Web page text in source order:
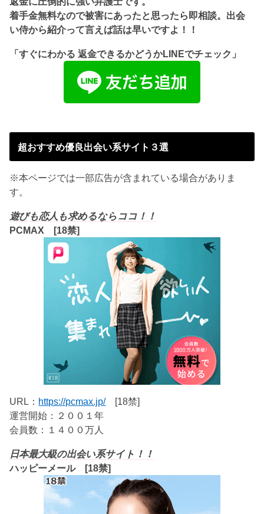
着手金無料なので被害にあったと思ったら即相談。出会
い侍から紹介って言えば話は早いですよ！！
「すぐにわかる 返金できるかどうかLINEでチェック」
超おすすめ優良出会い系サイト３選
※本ページでは一部広告が含まれている場合がありま
す。
遊びも恋人も求めるならココ！！
PCMAX [18禁]
URL： https://pcmax.jp/[18禁]
運営開始：２００１年
会員数：１４００万人
日本最大級の出会い系サイト！！
ハッピーメール [18禁]